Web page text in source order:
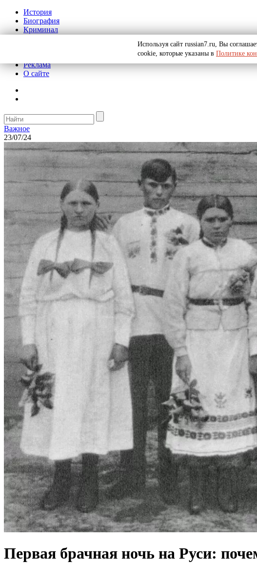
История
Биография
Криминал
Реклама
О сайте
Важное
23/07/24
Первая брачная ночь на Руси:
Используя сайт russian7.ru, Вы
cookie, которые указаны в Политике